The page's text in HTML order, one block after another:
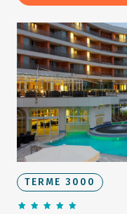
TERME 3000